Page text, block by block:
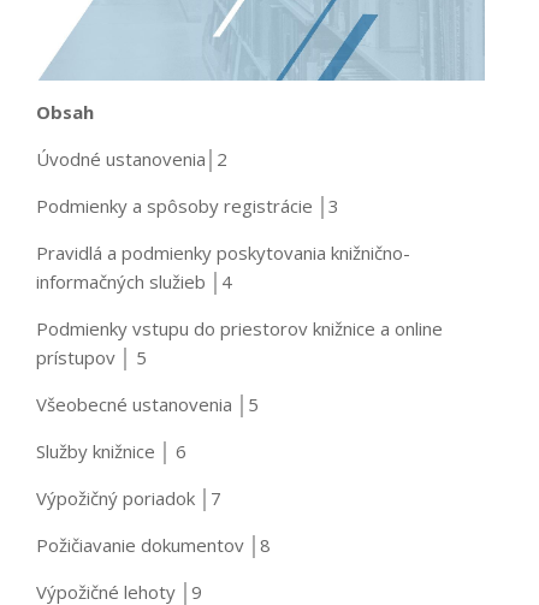
Obsah
Úvodné ustanovenia│2
Podmienky a spôsoby registrácie │3
Pravidlá a podmienky poskytovania knižnično-
informačných služieb │4
Podmienky vstupu do priestorov knižnice a online
prístupov │ 5
Všeobecné ustanovenia │5
Služby knižnice │ 6
Výpožičný poriadok │7
Požičiavanie dokumentov │8
Výpožičné lehoty │9